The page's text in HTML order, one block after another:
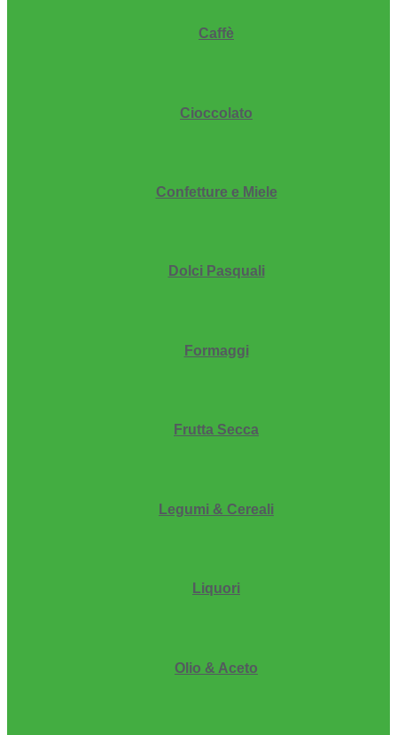
Caffè
Cioccolato
Confetture e Miele
Dolci Pasquali
Formaggi
Frutta Secca
Legumi & Cereali
Liquori
Olio & Aceto